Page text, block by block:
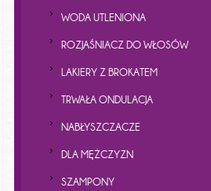
WODA UTLENIONA
ROZJAŚNIACZ DO WŁOSÓW
LAKIERY Z BROKATEM
TRWAŁA ONDULACJA
NABŁYSZCZACZE
DLA MĘŻCZYZN
SZAMPONY